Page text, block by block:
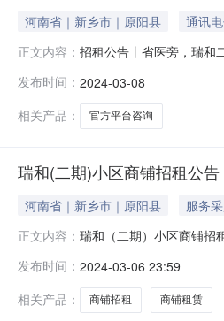
河南省｜新乡市｜原阳县 通讯
正文内容： 招租公告丨省医旁，瑞和
个商铺租赁期限为2年，2
惠，减免租金在第二年租
发布时间： 2024-03-08
相关产品：
官方平台咨询
瑞和(二期)小区商铺招租公告
河南省｜新乡市｜原阳县 服务
正文内容： 瑞和（二期）小区商铺招
之日起开始计算，单个商
给予2个月减免租金优惠，
发布时间： 2024-03-06 23:59
相关产品：
商铺招租 商铺租赁